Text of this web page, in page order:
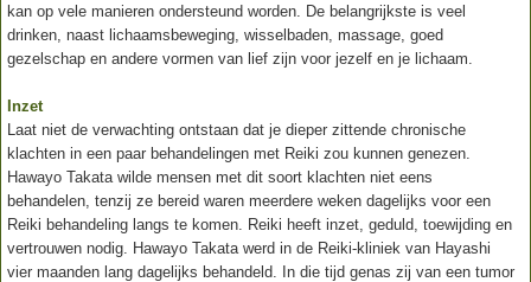
kan op vele manieren ondersteund worden. De belangrijkste is veel
drinken, naast lichaamsbeweging, wisselbaden, massage, goed
gezelschap en andere vormen van lief zijn voor jezelf en je lichaam.
Inzet
Laat niet de verwachting ontstaan dat je dieper zittende chronische
klachten in een paar behandelingen met Reiki zou kunnen genezen.
Hawayo Takata wilde mensen met dit soort klachten niet eens
behandelen, tenzij ze bereid waren meerdere weken dagelijks voor een
Reiki behandeling langs te komen. Reiki heeft inzet, geduld, toewijding en
vertrouwen nodig. Hawayo Takata werd in de Reiki-kliniek van Hayashi
vier maanden lang dagelijks behandeld. In die tijd genas zij van een tumor